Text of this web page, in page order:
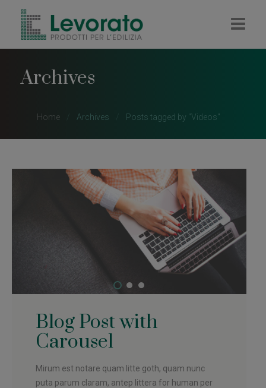
IMPRESA
COLORIFICIO
PELLET E LEGNA
Archives
Home Archives Posts tagged by "Videos"
Blog Post with
Carousel
Mirum est notare quam litte goth, quam nunc
puta parum claram, antep littera for human per